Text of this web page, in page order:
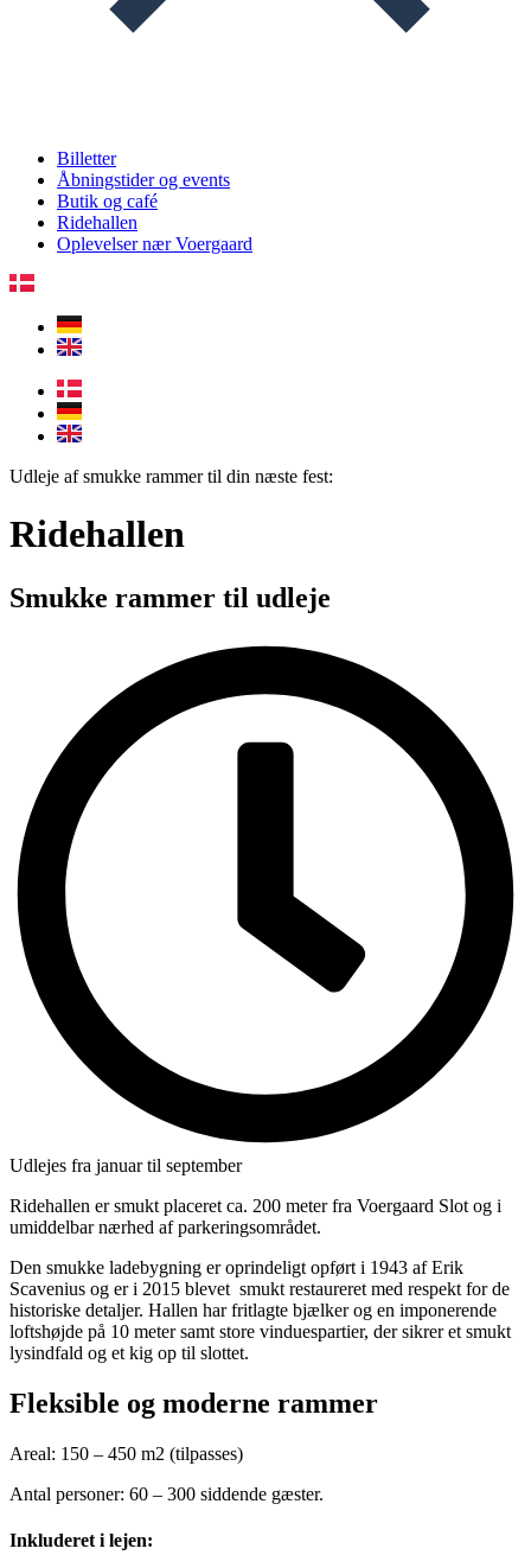
Billetter
Åbningstider og events
Butik og café
Ridehallen
Oplevelser nær Voergaard​
Udleje af smukke rammer til din næste fest:
Ridehallen
Smukke rammer til udleje
Udlejes fra januar til september
Ridehallen er smukt placeret ca. 200 meter fra Voergaard Slot og i
umiddelbar nærhed af parkeringsområdet.
Den smukke ladebygning er oprindeligt opført i 1943 af Erik
Scavenius og er i 2015 blevet smukt restaureret med respekt for de
historiske detaljer. Hallen har fritlagte bjælker og en imponerende
loftshøjde på 10 meter samt store vinduespartier, der sikrer et smukt
lysindfald og et kig op til slottet.
Fleksible og moderne rammer
Areal: 150 – 450 m2 (tilpasses)
Antal personer: 60 – 300 siddende gæster.
Inkluderet i lejen: